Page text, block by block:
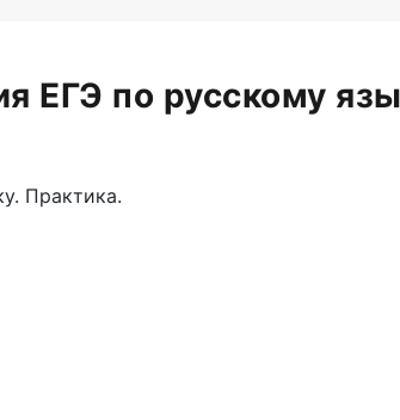
ЕГЭ по русскому
Практика.